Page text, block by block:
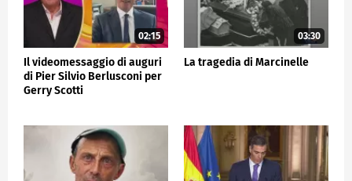
02:15
Il videomessaggio di auguri
di Pier Silvio Berlusconi per
Gerry Scotti
03:30
La tragedia di Marcinelle